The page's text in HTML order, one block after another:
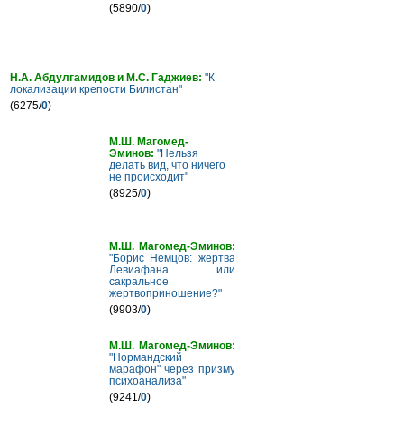
(5890/0)
Н.А. Абдулгамидов и М.С. Гаджиев: "К
локализации крепости Билистан"
(6275/0)
М.Ш. Магомед-
Эминов: "Нельзя
делать вид, что ничего
не происходит"
(8925/0)
М.Ш. Магомед-Эминов:
"Борис Немцов: жертва
Левиафана или
сакральное
жертвоприношение?"
(9903/0)
М.Ш. Магомед-Эминов:
"Нормандский
марафон" через призму
психоанализа"
(9241/0)